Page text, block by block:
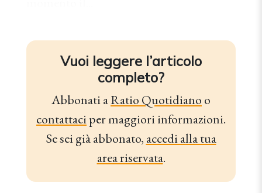
Vuoi leggere l’articolo
completo?
Abbonati aRatio Quotidiano o
contattaciper maggiori informazioni.
Se sei già abbonato, accedi alla tua
area riservata.